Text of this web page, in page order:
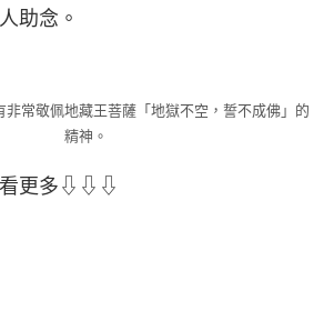
助念。
非常敬佩地藏王菩薩「地獄不空，誓不成佛」的
精神。
更多⇩⇩⇩